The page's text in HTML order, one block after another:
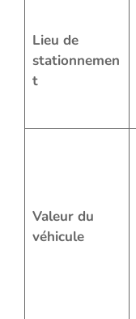
Lieu de
stationnemen
t
Valeur du
véhicule